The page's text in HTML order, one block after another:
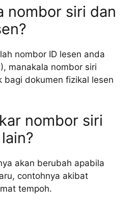
nombor siri dan
nombor ID lesen anda
manakala nombor siri
bagi dokumen fizikal lesen
nombor siri
akan berubah apabila
contohnya akibat
tempoh.